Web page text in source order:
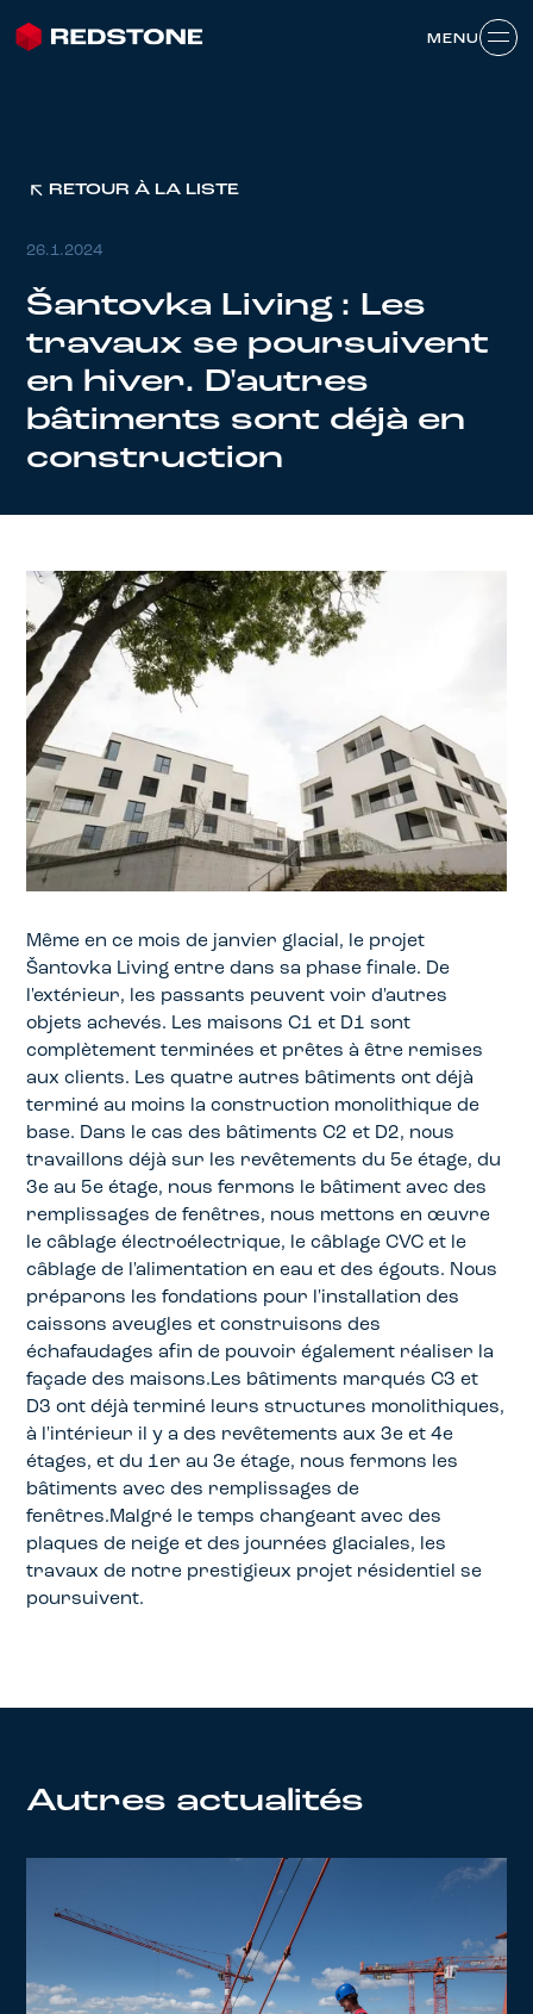
MENU
RETOUR À LA LISTE
26.1.2024
Šantovka Living : Les
travaux se poursuivent
en hiver. D'autres
bâtiments sont déjà en
construction
Même en ce mois de janvier glacial, le projet
Šantovka Living entre dans sa phase finale. De
l'extérieur, les passants peuvent voir d'autres
objets achevés. Les maisons C1 et D1 sont
complètement terminées et prêtes à être remises
aux clients. Les quatre autres bâtiments ont déjà
terminé au moins la construction monolithique de
base. Dans le cas des bâtiments C2 et D2, nous
travaillons déjà sur les revêtements du 5e étage, du
3e au 5e étage, nous fermons le bâtiment avec des
remplissages de fenêtres, nous mettons en œuvre
le câblage électroélectrique, le câblage CVC et le
câblage de l'alimentation en eau et des égouts. Nous
préparons les fondations pour l'installation des
caissons aveugles et construisons des
échafaudages afin de pouvoir également réaliser la
façade des maisons.Les bâtiments marqués C3 et
D3 ont déjà terminé leurs structures monolithiques,
à l'intérieur il y a des revêtements aux 3e et 4e
étages, et du 1er au 3e étage, nous fermons les
bâtiments avec des remplissages de
fenêtres.Malgré le temps changeant avec des
plaques de neige et des journées glaciales, les
travaux de notre prestigieux projet résidentiel se
poursuivent.
Autres actualités